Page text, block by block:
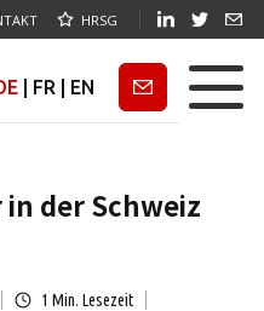
HRSG
FR EN Newsletter
der Schweiz
1 Min. Lesezeit